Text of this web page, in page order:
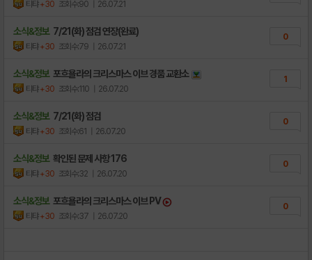
티탸+30 조회수:90 | 26.07.21
소식&정보 7/21(화) 점검 연장(완료)
티탸+30 조회수:79 | 26.07.21
0
소식&정보 포흐욜라의 크리스마스 이브 경품 교환소
티탸+30 조회수:110 | 26.07.20
1
소식&정보 7/21(화) 점검
티탸+30 조회수:61 | 26.07.20
0
소식&정보 확인된 문제 사항 176
티탸+30 조회수:32 | 26.07.20
0
소식&정보 포흐욜라의 크리스마스 이브 PV
티탸+30 조회수:37 | 26.07.20
0